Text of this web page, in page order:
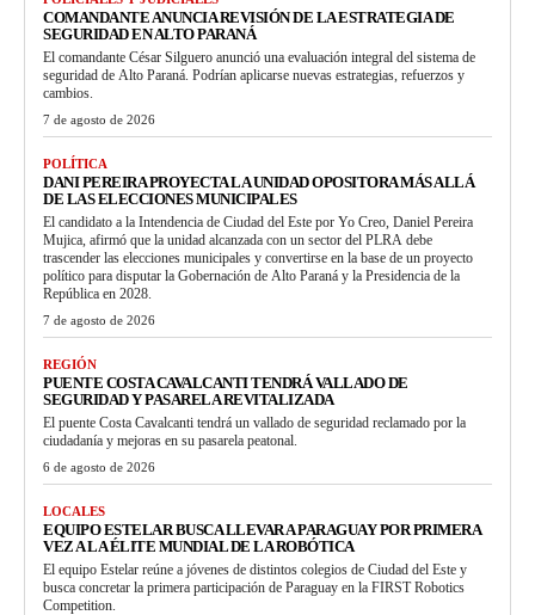
COMANDANTE ANUNCIA REVISIÓN DE LA ESTRATEGIA DE
SEGURIDAD EN ALTO PARANÁ
El comandante César Silguero anunció una evaluación integral del sistema de
seguridad de Alto Paraná. Podrían aplicarse nuevas estrategias, refuerzos y
cambios.
7 de agosto de 2026
POLÍTICA
DANI PEREIRA PROYECTA LA UNIDAD OPOSITORA MÁS ALLÁ
DE LAS ELECCIONES MUNICIPALES
El candidato a la Intendencia de Ciudad del Este por Yo Creo, Daniel Pereira
Mujica, afirmó que la unidad alcanzada con un sector del PLRA debe
trascender las elecciones municipales y convertirse en la base de un proyecto
político para disputar la Gobernación de Alto Paraná y la Presidencia de la
República en 2028.
7 de agosto de 2026
REGIÓN
PUENTE COSTA CAVALCANTI TENDRÁ VALLADO DE
SEGURIDAD Y PASARELA REVITALIZADA
El puente Costa Cavalcanti tendrá un vallado de seguridad reclamado por la
ciudadanía y mejoras en su pasarela peatonal.
6 de agosto de 2026
LOCALES
EQUIPO ESTELAR BUSCA LLEVAR A PARAGUAY POR PRIMERA
VEZ A LA ÉLITE MUNDIAL DE LA ROBÓTICA
El equipo Estelar reúne a jóvenes de distintos colegios de Ciudad del Este y
busca concretar la primera participación de Paraguay en la FIRST Robotics
Competition.